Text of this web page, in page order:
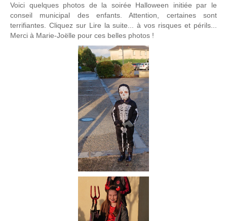
Voici quelques photos de la soirée Halloween initiée par le
conseil municipal des enfants. Attention, certaines sont
terrifiantes. Cliquez sur Lire la suite... à vos risques et périls...
Merci à Marie-Joëlle pour ces belles photos !